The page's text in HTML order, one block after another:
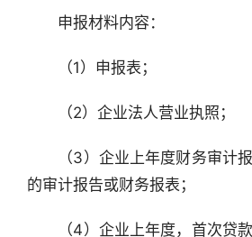
申报材料内容：
（1）申报表；
（2）企业法人营业执照；
（3）企业上年度财务审计报
的审计报告或财务报表；
（4）企业上年度，首次贷款